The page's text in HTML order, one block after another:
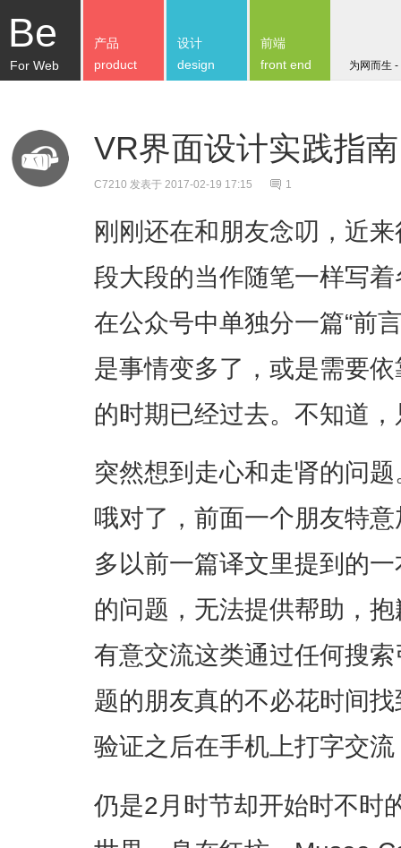
Be
For Web 为网而生
产品
product
设计
design
前端
front end
VR界面设计实践指南
C7210 发表于 2017-02-19 17:15 1
刚刚还在和朋友念叨，近
段大段的当作随笔一样写
在公众号中单独分一篇“前
是事情变多了，或是需要
的时期已经过去。不知道
突然想到走心和走肾的问
哦对了，前面一个朋友特
多以前一篇译文里提到的
的问题，无法提供帮助，
有意交流这类通过任何搜
题的朋友真的不必花时间
验证之后在手机上打字交
仍是2月时节却开始时不时